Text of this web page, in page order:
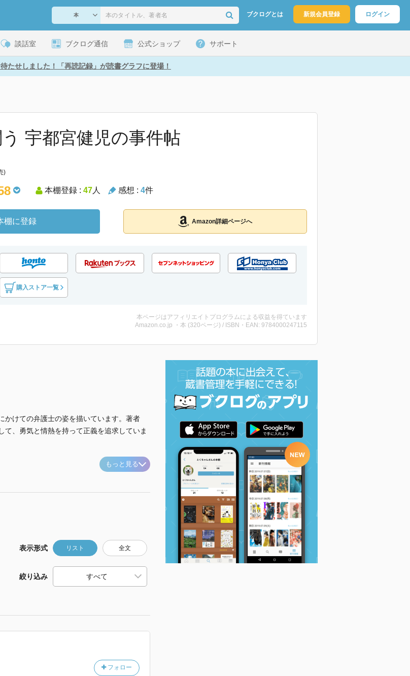
ブクログとは 新規会員登録 ログイン
談話室 ブクログ通信 公式ショップ サポート
たせしました！「再読記録」が読書グラフに登場！
宇都宮健児の事件帖
)
本棚登録 : 47人 感想 : 4件
棚に登録 Amazon詳細ページへ
購入ストア一覧
本ページはアフィリエイトプログラムによる収益を得ています
Amazon.co.jp ・本 (320ページ) / ISBN・EAN: 9784000247115
かけての弁護士の姿を描いています。著者
、勇気と情熱を持って正義を追求していま
もっと見る
表示形式 リスト 全文
絞り込み
フォロー